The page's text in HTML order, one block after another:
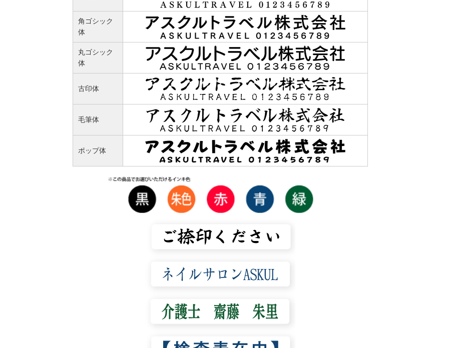
角ゴシック
体
丸ゴシック
体
古印体
毛筆体
ポップ体